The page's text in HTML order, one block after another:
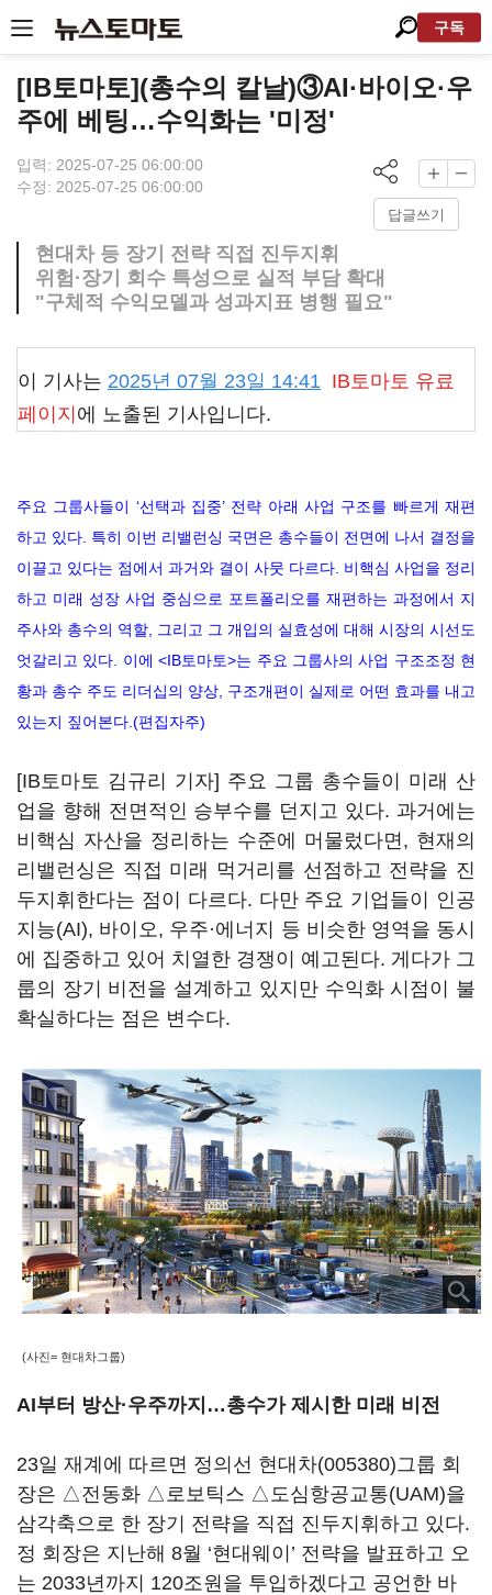
구독
[IB토마토](총수의 칼날)③AI·바이오·우
주에 베팅…수익화는 '미정'
입력: 2025-07-25 06:00:00
수정: 2025-07-25 06:00:00
답글쓰기
현대차 등 장기 전략 직접 진두지휘
위험·장기 회수 특성으로 실적 부담 확대
"구체적 수익모델과 성과지표 병행 필요"
이 기사는 2025년 07월 23일 14:41 IB토마토 유료
페이지 에 노출된 기사입니다.
주요 그룹사들이 ‘선택과 집중’ 전략 아래 사업 구조를 빠르게 재편
하고 있다. 특히 이번 리밸런싱 국면은 총수들이 전면에 나서 결정을
이끌고 있다는 점에서 과거와 결이 사뭇 다르다. 비핵심 사업을 정리
하고 미래 성장 사업 중심으로 포트폴리오를 재편하는 과정에서 지
주사와 총수의 역할, 그리고 그 개입의 실효성에 대해 시장의 시선도
엇갈리고 있다. 이에 <IB토마토>는 주요 그룹사의 사업 구조조정 현
황과 총수 주도 리더십의 양상, 구조개편이 실제로 어떤 효과를 내고
있는지 짚어본다.(편집자주)
[IB토마토 김규리 기자] 주요 그룹 총수들이 미래 산
업을 향해 전면적인 승부수를 던지고 있다. 과거에는
비핵심 자산을 정리하는 수준에 머물렀다면, 현재의
리밸런싱은 직접 미래 먹거리를 선점하고 전략을 진
두지휘한다는 점이 다르다. 다만 주요 기업들이 인공
지능(AI), 바이오, 우주·에너지 등 비슷한 영역을 동시
에 집중하고 있어 치열한 경쟁이 예고된다. 게다가 그
룹의 장기 비전을 설계하고 있지만 수익화 시점이 불
확실하다는 점은 변수다.
(사진= 현대차그룹)
AI부터 방산·우주까지…총수가 제시한 미래 비전
23일 재계에 따르면 정의선 현대차(005380)그룹 회
장은 △전동화 △로보틱스 △도심항공교통(UAM)을
삼각축으로 한 장기 전략을 직접 진두지휘하고 있다.
정 회장은 지난해 8월 ‘현대웨이’ 전략을 발표하고 오
는 2033년까지 120조원을 투입하겠다고 공언한 바